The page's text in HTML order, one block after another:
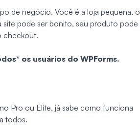
de negócio. Você é a loja pequena, o
pode ser bonito, seu produto pode
checkout.
os usuários do WPForms.
Pro ou Elite, já sabe como funciona
todos.